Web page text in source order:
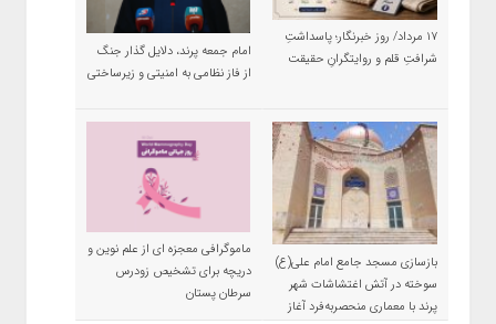
۱۷ مرداد/ روز خبرنگار؛ پاسداشتِ
شرافتِ قلم و روایتگرانِ حقیقت
امام جمعه پرند، دلایل گذار جنگ
از فاز نظامی به امنیتی و زیرساختی
بازسازی مسجد جامع امام علی(ع)
سوخته در آتش اغتشاشات شهر
پرند با معماری منحصربه‌فرد آغاز
ماموگرافی معجزه ای از علم نوین و
دریچه برای تشخیص زودرس
سرطان پستان